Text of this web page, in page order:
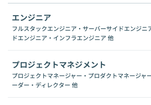
エンジニア
フルスタックエンジニア・サーバーサイドエンジニ
ドエンジニア・インフラエンジニア 他
プロジェクトマネジメント
プロジェクトマネージャー・プロダクトマネージャ
ーダー・ディレクター 他